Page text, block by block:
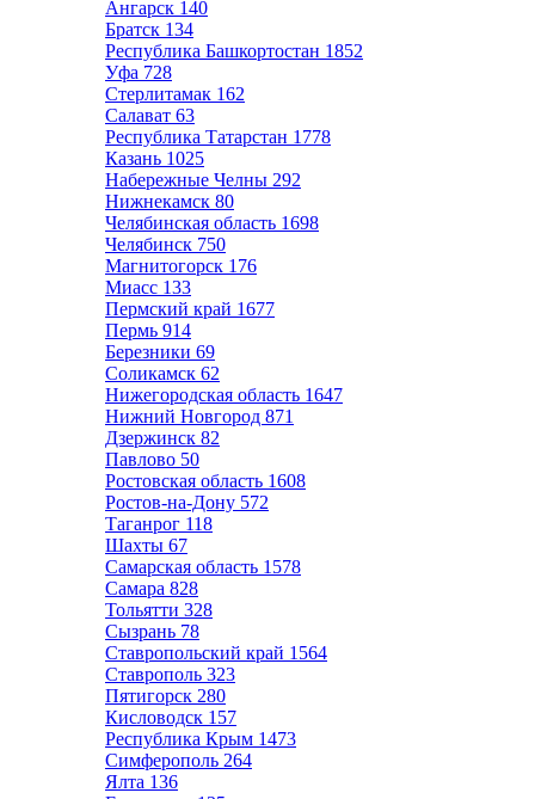
Ангарск 140
Братск 134
Республика Башкортостан 1852
Уфа 728
Стерлитамак 162
Салават 63
Республика Татарстан 1778
Казань 1025
Набережные Челны 292
Нижнекамск 80
Челябинская область 1698
Челябинск 750
Магнитогорск 176
Миасс 133
Пермский край 1677
Пермь 914
Березники 69
Соликамск 62
Нижегородская область 1647
Нижний Новгород 871
Дзержинск 82
Павлово 50
Ростовская область 1608
Ростов-на-Дону 572
Таганрог 118
Шахты 67
Самарская область 1578
Самара 828
Тольятти 328
Сызрань 78
Ставропольский край 1564
Ставрополь 323
Пятигорск 280
Кисловодск 157
Республика Крым 1473
Симферополь 264
Ялта 136